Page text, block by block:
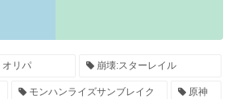
オリパ 崩壊:スターレイル
モンハンライズサンブレイク 原神